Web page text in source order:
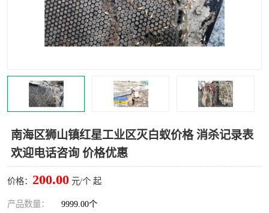
南海区狮山镇红星工业区灭白蚁价格 消杀记录表
欢迎电话咨询 价格优惠
价格： 200.00 元/个 起
产品数量： 9999.00个
灭苍蝇 灭跳蚤
灭蚊虫 灭蟑螂
害虫防治 灭杀害虫